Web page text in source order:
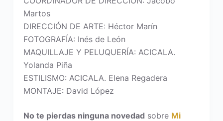
Martos
DIRECCIÓN DE ARTE: Héctor Marín
FOTOGRAFÍA: Inés de León
MAQUILLAJE Y PELUQUERÍA: ACICALA.
Yolanda Piña
ESTILISMO: ACICALA. Elena Regadera
MONTAJE: David López
No te pierdas ninguna novedad sobre Mi